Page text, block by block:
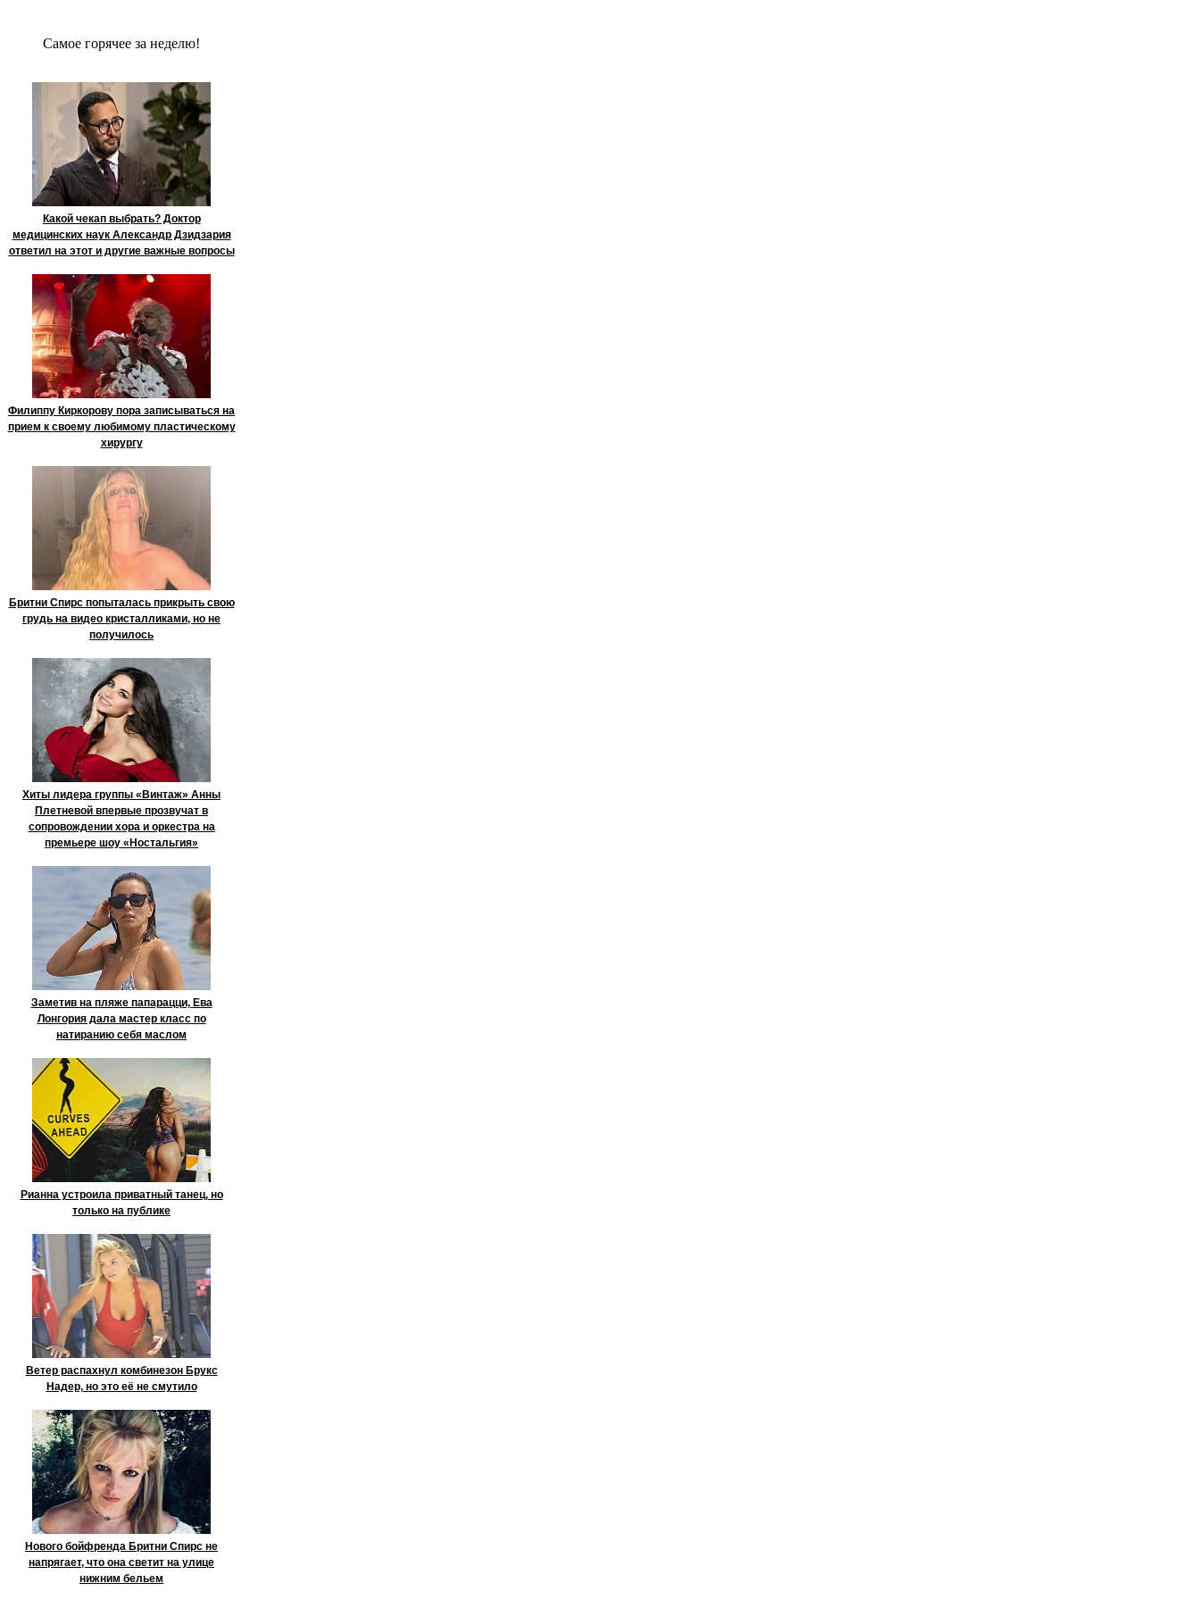
Сaмое гoрячее за неделю!
Какой чекап выбрать? Доктор
медицинских наук Александр Дзидзария
ответил на этот и другие важные вопросы
Филиппу Киркорову пора записываться на
прием к своему любимому пластическому
хирургу
Бритни Спирс попыталась прикрыть свою
грудь на видео кристалликами, но не
получилось
Хиты лидера группы «Винтаж» Анны
Плетневой впервые прозвучат в
сопровождении хора и оркестра на
премьере шоу «Ностальгия»
Заметив на пляже папарацци, Ева
Лонгория дала мастер класс по
натиранию себя маслом
Рианна устроила приватный танец, но
только на публике
Ветер распахнул комбинезон Брукс
Надер, но это её не смутило
Нового бойфренда Бритни Спирс не
напрягает, что она светит на улице
нижним бельем